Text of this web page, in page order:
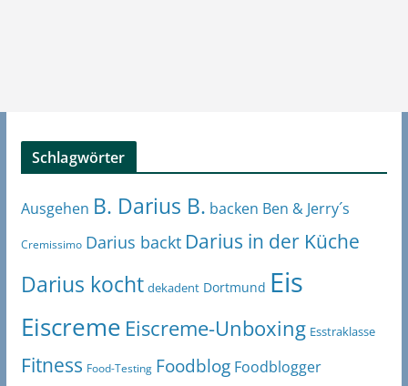
Schlagwörter
Ausgehen B. Darius B. backen Ben & Jerry´s
Cremissimo Darius backt Darius in der Küche
Darius kocht dekadent Dortmund Eis
Eiscreme Eiscreme-Unboxing Esstraklasse
Fitness Food-Testing Foodblog Foodblogger